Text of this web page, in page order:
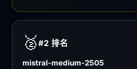
🥈 #2排名
mistral-medium-2505